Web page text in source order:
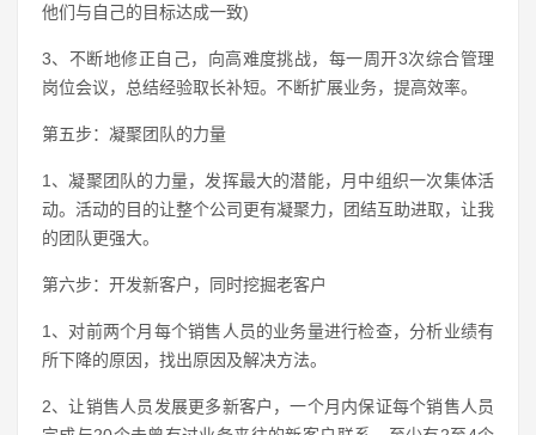
他们与自己的目标达成一致)
3、不断地修正自己，向高难度挑战，每一周开3次综合管理
岗位会议，总结经验取长补短。不断扩展业务，提高效率。
第五步：凝聚团队的力量
1、凝聚团队的力量，发挥最大的潜能，月中组织一次集体活
动。活动的目的让整个公司更有凝聚力，团结互助进取，让我
的团队更强大。
第六步：开发新客户，同时挖掘老客户
1、对前两个月每个销售人员的业务量进行检查，分析业绩有
所下降的原因，找出原因及解决方法。
2、让销售人员发展更多新客户，一个月内保证每个销售人员